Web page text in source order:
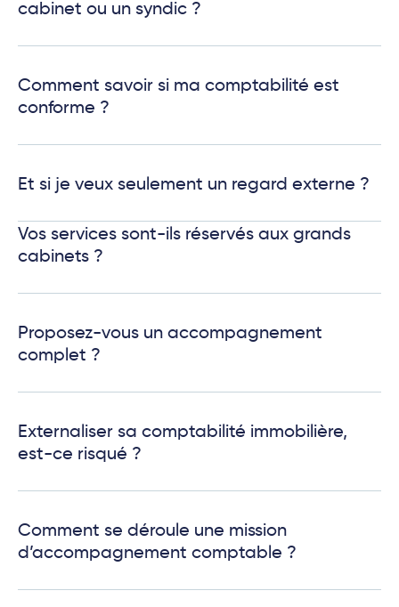
cabinet ou un syndic ?
Comment savoir si ma comptabilité est
conforme ?
Et si je veux seulement un regard externe ?
Vos services sont-ils réservés aux grands
cabinets ?
Proposez-vous un accompagnement
complet ?
Externaliser sa comptabilité immobilière,
est-ce risqué ?
Comment se déroule une mission
d’accompagnement comptable ?